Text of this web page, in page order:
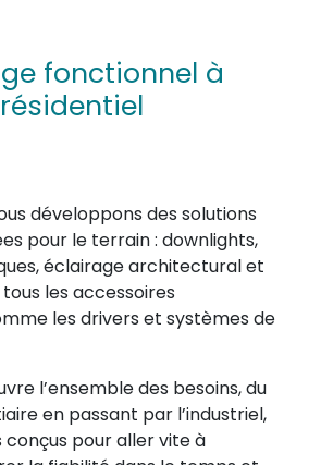
fonctionnel à
développons des solutions
pour le terrain : downlights,
éclairage architectural et
les accessoires
les drivers et systèmes de
l’ensemble des besoins, du
en passant par l’industriel,
pour aller vite à